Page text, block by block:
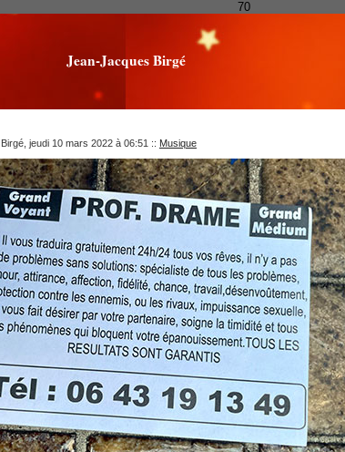
70
Jean-Jacques Birgé
jeudi 10 mars 2022 à 06:51 :: Musique